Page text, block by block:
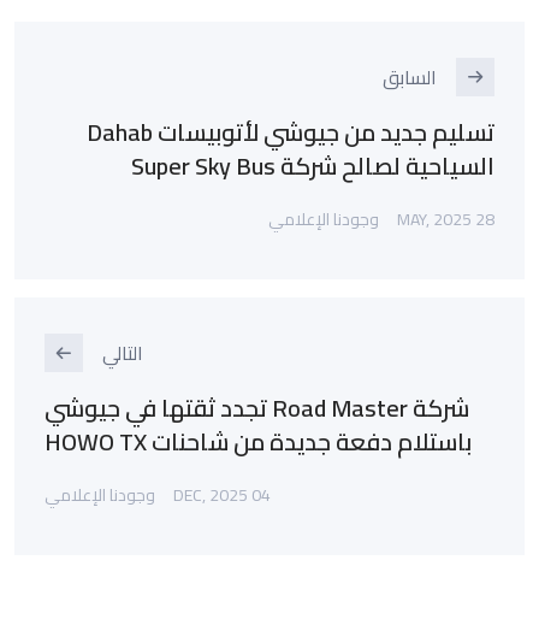
السابق
تسليم جديد من جيوشي لأتوبيسات Dahab
السياحية لصالح شركة Super Sky Bus
28 MAY, 2025 وجودنا الإعلامي
التالي
شركة Road Master تجدد ثقتها في جيوشي
باستلام دفعة جديدة من شاحنات HOWO TX
04 DEC, 2025 وجودنا الإعلامي